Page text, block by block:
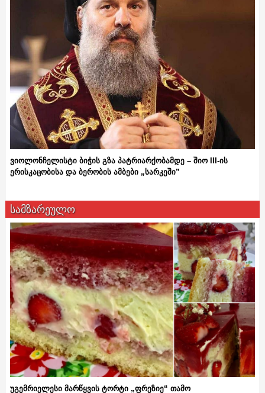
ვიოლონჩელისტი ბიჭის გზა პატრიარქობამდე – შიო III-ის
ერისკაცობისა და ბერობის ამბები „სარკეში”
სამზარეულო
უგემრიელესი მარწყვის ტორტი „ფრეზიე“ თამო